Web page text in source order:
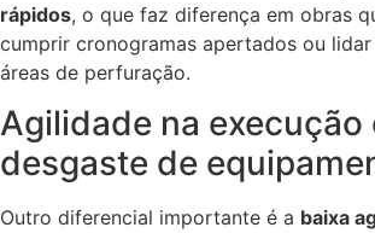
rápidos, o que faz diferença em obras
cumprir cronogramas apertados ou
áreas de perfuração.
Agilidade na execução
desgaste de
Outro diferencial importante é a baixa